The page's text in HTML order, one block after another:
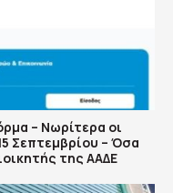
– Νωρίτερα οι
Σεπτεμβρίου – Όσα
της ΑΑΔΕ